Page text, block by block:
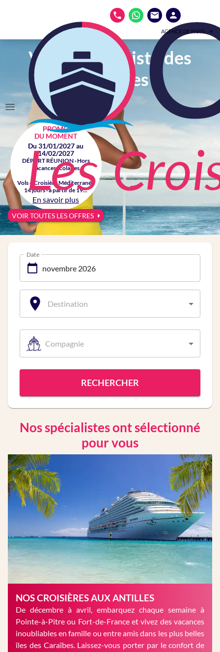
AGENCE DE PARIS
Votre spécialiste des
croisières
PROMO
DU MOMENT
Du 31/01/2027 au
14/02/2027
DÉPART RÉUNION · Hors
vacances scolaires
Vols + Croisière Méditerranée
14 jours · à partir de 19...
En savoir plus
VOIR TOUTES LES OFFRES
Date
Destination
Compagnie
RECHERCHER
Nos spécialistes ont sélectionné
pour vous
NOS CROISIÈRES AUX ANTILLES
De décembre à avril, embarquez chaque semaine à
Pointe-à-Pitre ou Fort-de-France et vivez des vacances
inoubliables en famille ou entre amis dans les plus belles
îles des Caraïbes. Laissez-vous porter par le confort de